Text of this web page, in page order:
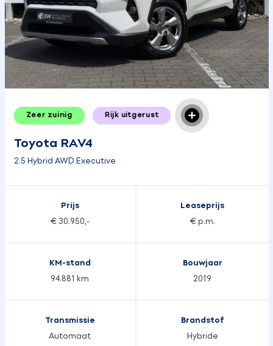
Zeer zuinig Rijk uitgerust
Toyota RAV4
2.5 Hybrid AWD Executive
Prijs
€ 30.950,-
Leaseprijs
€ p.m.
KM-stand
94.881 km
Bouwjaar
2019
Transmissie
Automaat
Brandstof
Hybride